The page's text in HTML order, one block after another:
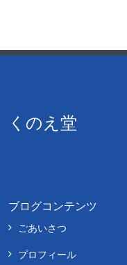
くのえ堂
ブログコンテンツ
ごあいさつ
プロフィール